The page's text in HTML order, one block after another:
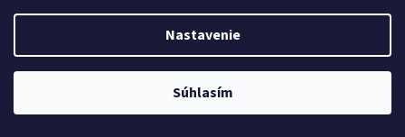
Nastavenie
Súhlasím
u
Informace pro vás
O nás